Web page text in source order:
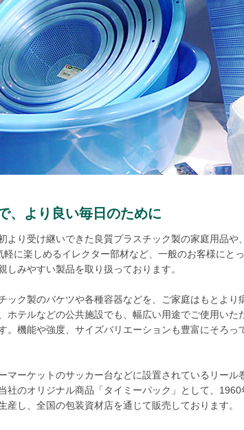
、より良い毎日のために
より受け継いできた良質プラスチック製の家庭用品や、
軽に楽しめるイレクター部材など、一般のお客様にと
しみやすい製品を取り扱っております。
ック製のバケツや各種容器などを、ご家庭はもとより
ホテルなどの公共施設でも、幅広い用途でご使用いた
。機能や強度、サイズバリエーションも豊富にそろっ
マーケットのサッカー台などに設置されているリール
社のオリジナル商品「タイミーパック」として、1960
産し、全国の包装資材店を通じて販売しております。